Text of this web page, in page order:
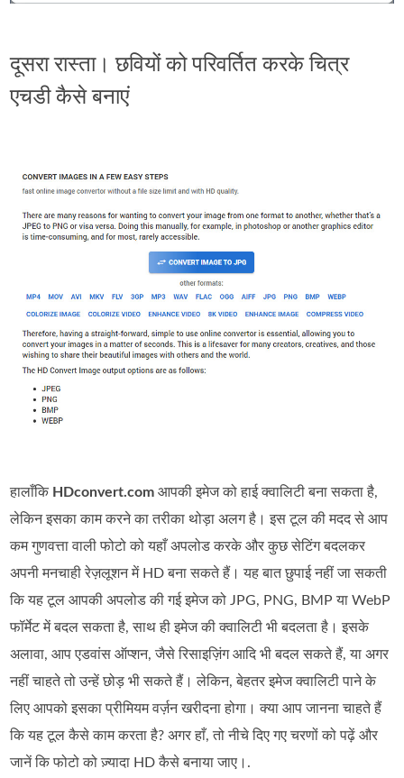
दूसरा रास्ता। छवियों को परिवर्तित करके चित्र
एचडी कैसे बनाएं
हालाँकि HDconvert.com आपकी इमेज को हाई क्वालिटी बना सकता है,
लेकिन इसका काम करने का तरीका थोड़ा अलग है। इस टूल की मदद से आप
कम गुणवत्ता वाली फोटो को यहाँ अपलोड करके और कुछ सेटिंग बदलकर
अपनी मनचाही रेज़लूशन में HD बना सकते हैं। यह बात छुपाई नहीं जा सकती
कि यह टूल आपकी अपलोड की गई इमेज को JPG, PNG, BMP या WebP
फॉर्मेट में बदल सकता है, साथ ही इमेज की क्वालिटी भी बदलता है। इसके
अलावा, आप एडवांस ऑप्शन, जैसे रिसाइज़िंग आदि भी बदल सकते हैं, या अगर
नहीं चाहते तो उन्हें छोड़ भी सकते हैं। लेकिन, बेहतर इमेज क्वालिटी पाने के
लिए आपको इसका प्रीमियम वर्ज़न खरीदना होगा। क्या आप जानना चाहते हैं
कि यह टूल कैसे काम करता है? अगर हाँ, तो नीचे दिए गए चरणों को पढ़ें और
जानें कि फोटो को ज़्यादा HD कैसे बनाया जाए।.